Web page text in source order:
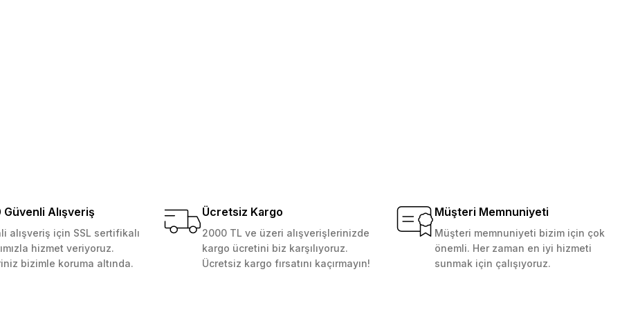
Güvenli Alışveriş
alışveriş için SSL sertifikalı
hizmet veriyoruz.
bizimle koruma altında.
Ücretsiz Kargo
2000 TL ve üzeri alışverişlerinizde
kargo ücretini biz karşılıyoruz.
Ücretsiz kargo fırsatını kaçırmayın!
Müşteri Memnuniyeti
Müşteri memnuniyeti bizim için çok
önemli. Her zaman en iyi hizmeti
sunmak için çalışıyoruz.